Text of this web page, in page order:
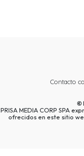
Contacto
©
PRISA MEDIA CORP SPA
ofrecidos en este sitio